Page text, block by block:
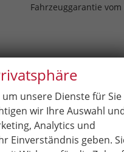
Fahrzeuggarantie
/ Radio / Infotainment in
gereinigt
unsere Dienste für Sie
wir Ihre Auswahl
Analytics und
Einverständnis geben.